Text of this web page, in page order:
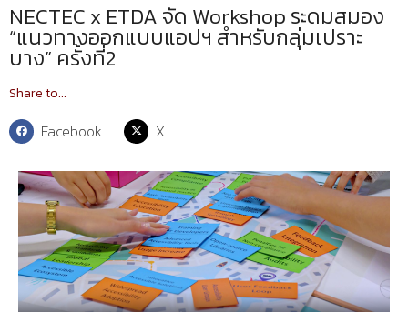
NECTEC x ETDA จัด Workshop ระดมสมอง
“แนวทางออกแบบแอปฯ สำหรับกลุ่มเปราะ
บาง” ครั้งที่2
Share to...
Facebook X